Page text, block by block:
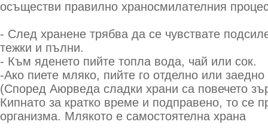
осъществи правилно храносмилателния
- След хранене трябва да се чувствате
тежки и пълни.
- Към яденето пийте топла вода, чай или сок.
-Ако пиете мляко, пийте го отделно или
(Според Аюрведа сладки храни са повечето
Кипнато за кратко време и подправено, то се
организма. Млякото е самостоятелна храна